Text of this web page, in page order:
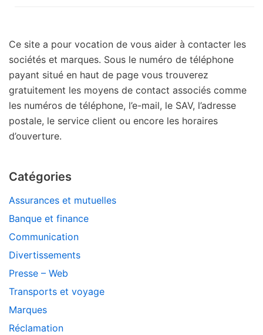
Ce site a pour vocation de vous aider à contacter les
sociétés et marques. Sous le numéro de téléphone
payant situé en haut de page vous trouverez
gratuitement les moyens de contact associés comme
les numéros de téléphone, l’e-mail, le SAV, l’adresse
postale, le service client ou encore les horaires
d’ouverture.
Catégories
Assurances et mutuelles
Banque et finance
Communication
Divertissements
Presse – Web
Transports et voyage
Marques
Réclamation